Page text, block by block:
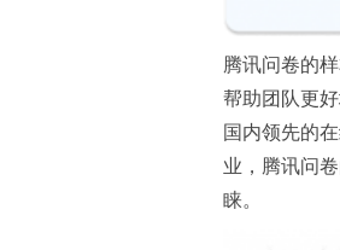
腾讯问卷的
帮助团队更
国内领先的
业，腾讯问
睐。